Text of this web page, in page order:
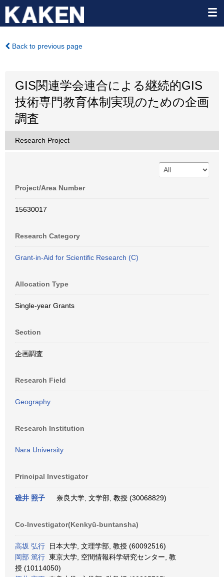
Back to previous page
GIS関連学会連合による継続的GIS
技術専門教育体制実現のための企画
調査
Research Project
Project/Area Number
15630017
Research Category
Grant-in-Aid for Scientific Research (C)
Allocation Type
Single-year Grants
Section
企画調査
Research Field
Geography
Research Institution
Nara University
Principal Investigator
碓井 照子 奈良大学, 文学部, 教授 (30068829)
Co-Investigator(Kenkyū-buntansha)
高坂 弘行 日本大学, 文理学部, 教授 (60092516)
岡部 篤行 東京大学, 空間情報科学研究センター, 教
授 (10114050)